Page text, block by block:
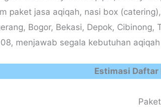
paket jasa aqiqah, nasi box
Bogor, Bekasi, Depok,
menjawab segala kebutuhan
Estimasi Daftar